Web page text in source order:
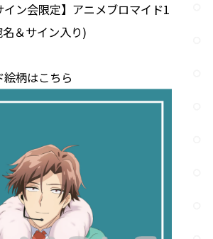
ン会限定】アニメブロマイド1
＆サイン入り)
柄はこちら